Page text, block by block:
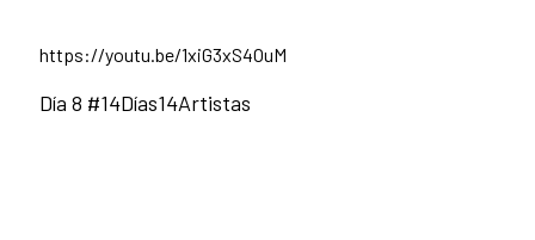
https://youtu.be/1xiG3xS4OuM
Día 8 #14Días14Artistas